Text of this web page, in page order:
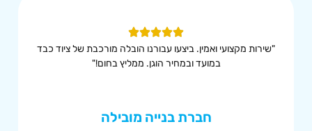
"שירות מקצועי ואמין. ביצעו עבורנו הובלה מורכבת של ציוד כבד
במועד ובמחיר הוגן. ממליץ בחום!"
חברת בנייה מובילה